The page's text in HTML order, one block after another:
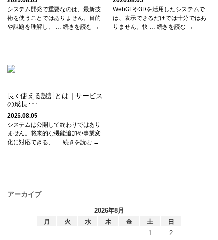
システム開発で重要なのは、最新技
術を使うことではありません。目的
や課題を理解し、 … 続きを読む →
WebGLや3Dを活用したシステムで
は、表示できるだけでは十分ではあ
りません。快 … 続きを読む →
長く使える設計とは｜サービス
の成長･･･
2026.08.05
システムは公開して終わりではあり
ません。将来的な機能追加や事業変
化に対応できる、 … 続きを読む →
アーカイブ
2026年8月
月
火 水 木 金 土 日
1
2